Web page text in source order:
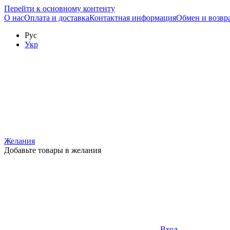
Перейти к основному контенту
О насОплата и доставкаКонтактная информацияОбмен и
Рус
Укр
Желания
Добавьте товары в желания